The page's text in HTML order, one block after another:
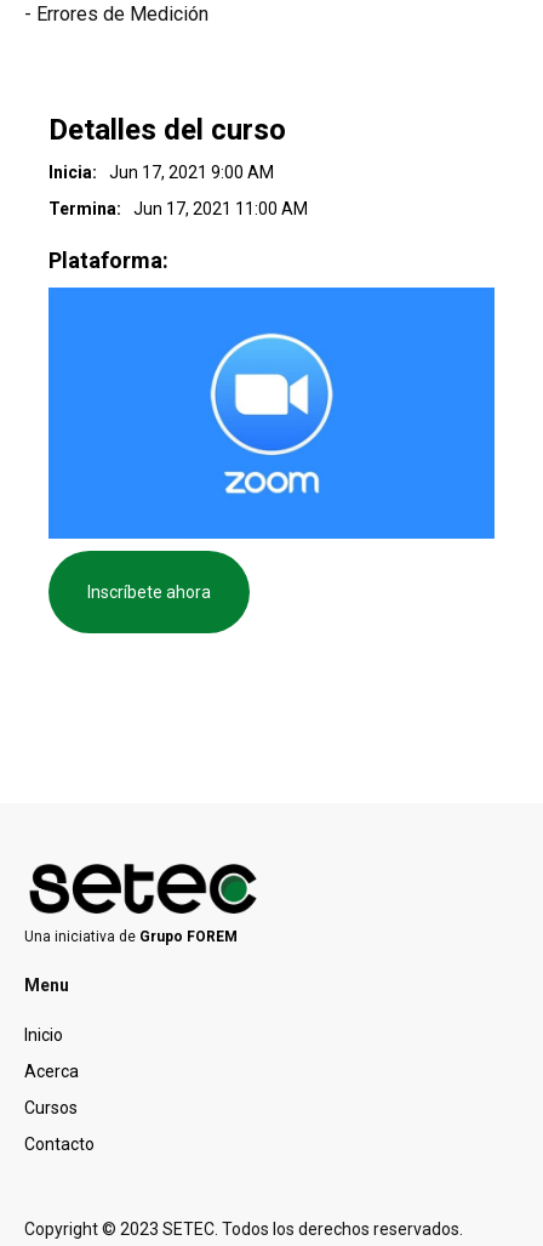
- Errores de Medición
Detalles del curso
Inicia:
Jun 17, 2021 9:00 AM
Termina:
Jun 17, 2021 11:00 AM
Plataforma:
Inscríbete ahora
Una iniciativa de Grupo FOREM
Menu
Inicio
Acerca
Cursos
Contacto
Copyright © 2023 SETEC. Todos los derechos reservados.